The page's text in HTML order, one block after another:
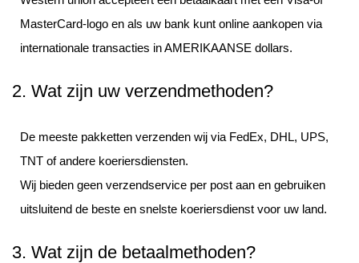
MasterCard-logo en als uw bank kunt online aankopen via
internationale transacties in AMERIKAANSE dollars.
2. Wat zijn uw verzendmethoden?
De meeste pakketten verzenden wij via FedEx, DHL, UPS,
TNT of andere koeriersdiensten.
Wij bieden geen verzendservice per post aan en gebruiken
uitsluitend de beste en snelste koeriersdienst voor uw land.
3. Wat zijn de betaalmethoden?